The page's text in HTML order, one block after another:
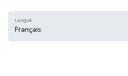
Langue
Français